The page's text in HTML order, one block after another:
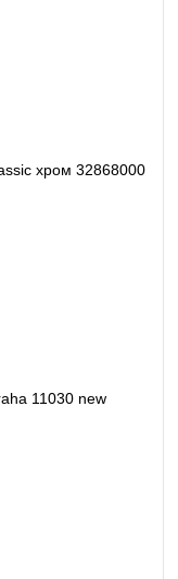
хром 32868000
11030 new